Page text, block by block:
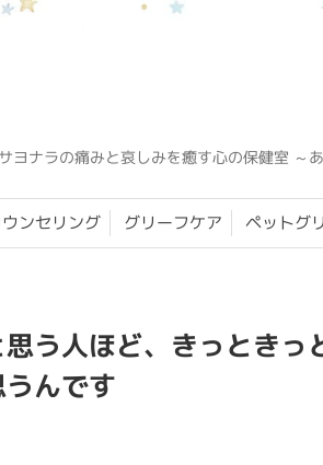
ヨナラの痛みと哀しみを癒す心の保健室
ウンセリング グリーフケア ペットグ
う人ほど、きっときっ
んです